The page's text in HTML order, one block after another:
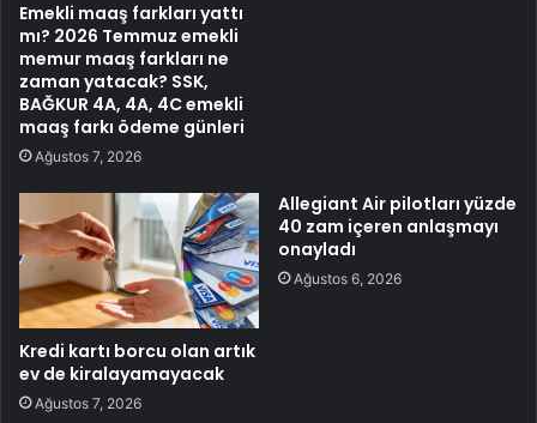
Emekli maaş farkları yattı
mı? 2026 Temmuz emekli
memur maaş farkları ne
zaman yatacak? SSK,
BAĞKUR 4A, 4A, 4C emekli
maaş farkı ödeme günleri
Ağustos 7, 2026
Kredi kartı borcu olan artık
ev de kiralayamayacak
Ağustos 7, 2026
Allegiant Air pilotları yüzde
40 zam içeren anlaşmayı
onayladı
Ağustos 6, 2026